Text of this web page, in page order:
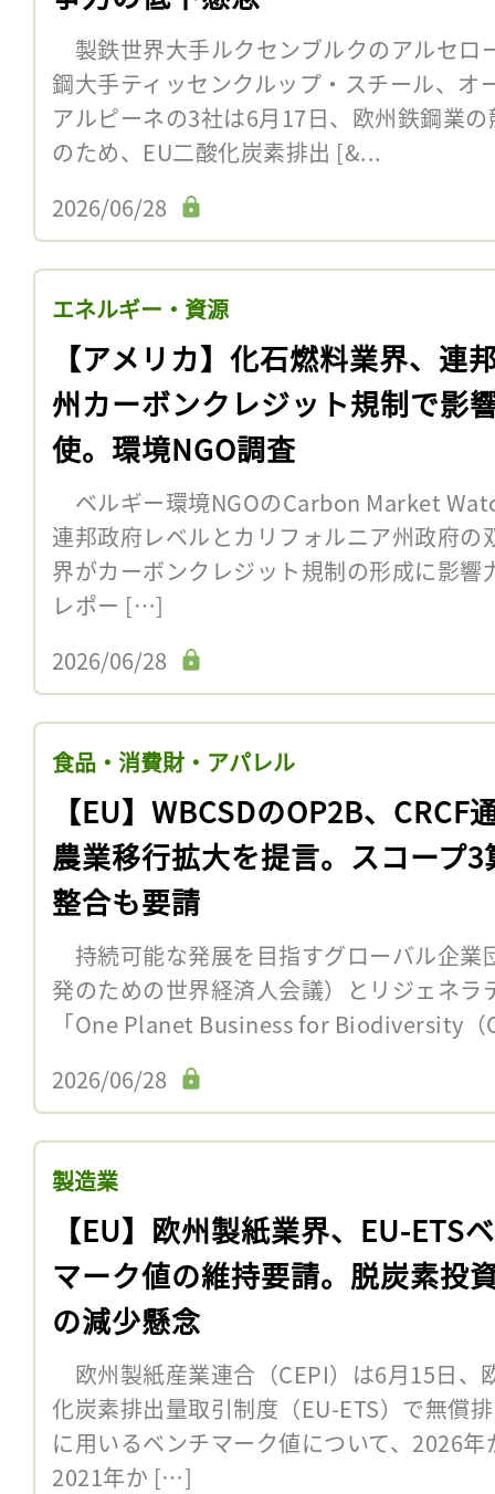
製鉄世界大手ルクセンブルクのアルセロ
鋼大手ティッセンクルップ・スチール、オ
アルピーネの3社は6月17日、欧州鉄鋼業
のため、EU二酸化炭素排出 [&...
2026/06/28
エネルギー・資源
【アメリカ】化石燃料業界、連
州カーボンクレジット規制で影
使。環境NGO調査
ベルギー環境NGOのCarbon Market
連邦政府レベルとカリフォルニア州政府の
界がカーボンクレジット規制の形成に影響
レポー […]
2026/06/28
食品・消費財・アパレル
【EU】WBCSDのOP2B、CRCF
農業移行拡大を提言。スコープ3
整合も要請
持続可能な発展を目指すグローバル企業
発のための世界経済人会議）とリジェネラ
「One Planet Business for Biodiversity
2026/06/28
製造業
【EU】欧州製紙業界、EU-ETS
マーク値の維持要請。脱炭素投
の減少懸念
欧州製紙産業連合（CEPI）は6月15日、
化炭素排出量取引制度（EU-ETS）で無償
に用いるベンチマーク値について、2026
2021年か […]